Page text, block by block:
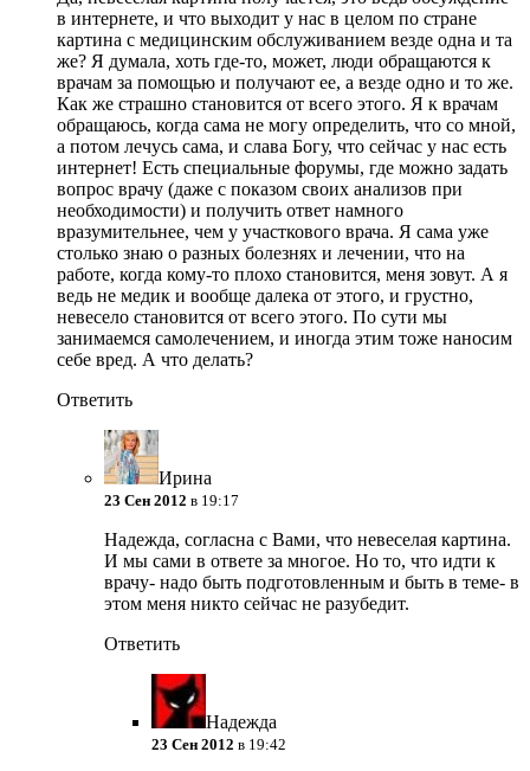
в интернете, и что выходит у нас в целом по стране
картина с медицинским обслуживанием везде одна и та
же? Я думала, хоть где-то, может, люди обращаются к
врачам за помощью и получают ее, а везде одно и то же.
Как же страшно становится от всего этого. Я к врачам
обращаюсь, когда сама не могу определить, что со мной,
а потом лечусь сама, и слава Богу, что сейчас у нас есть
интернет! Есть специальные форумы, где можно задать
вопрос врачу (даже с показом своих анализов при
необходимости) и получить ответ намного
вразумительнее, чем у участкового врача. Я сама уже
столько знаю о разных болезнях и лечении, что на
работе, когда кому-то плохо становится, меня зовут. А я
ведь не медик и вообще далека от этого, и грустно,
невесело становится от всего этого. По сути мы
занимаемся самолечением, и иногда этим тоже наносим
себе вред. А что делать?
Ответить
Ирина
23 Сен 2012 в 19:17
Надежда, согласна с Вами, что невеселая картина.
И мы сами в ответе за многое. Но то, что идти к
врачу- надо быть подготовленным и быть в теме- в
этом меня никто сейчас не разубедит.
Ответить
Надежда
23 Сен 2012 в 19:42